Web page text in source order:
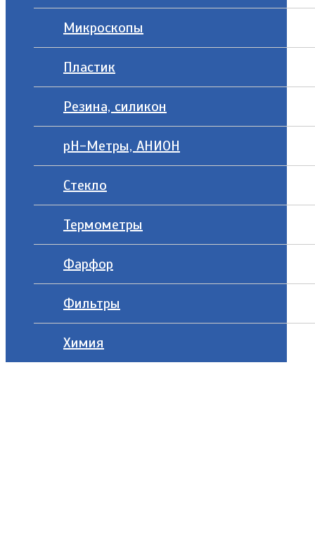
Микроскопы
Пластик
Резина, силикон
рН-Метры, АНИОН
Стекло
Термометры
Фарфор
Фильтры
Химия